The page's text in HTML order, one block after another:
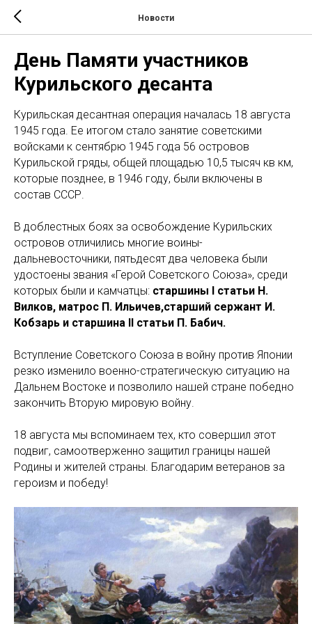
Новости
День Памяти участников
Курильского десанта
Курильская десантная операция началась 18 августа
1945 года. Ее итогом стало занятие советскими
войсками к сентябрю 1945 года 56 островов
Курильской гряды, общей площадью 10,5 тысяч кв км,
которые позднее, в 1946 году, были включены в
состав СССР.
В доблестных боях за освобождение Курильских
островов отличились многие воины-
дальневосточники, пятьдесят два человека были
удостоены звания «Герой Советского Союза», среди
которых были и камчатцы: старшины I статьи Н.
Вилков, матрос П. Ильичев,старший сержант И.
Кобзарь и старшина II статьи П. Бабич.
Вступление Советского Союза в войну против Японии
резко изменило военно-стратегическую ситуацию на
Дальнем Востоке и позволило нашей стране победно
закончить Вторую мировую войну.
18 августа мы вспоминаем тех, кто совершил этот
подвиг, самоотверженно защитил границы нашей
Родины и жителей страны. Благодарим ветеранов за
героизм и победу!